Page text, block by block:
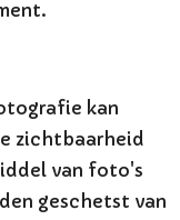
kan
zichtbaarheid
van foto's
geschetst van